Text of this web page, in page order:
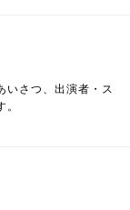
いさつ、出演者・ス